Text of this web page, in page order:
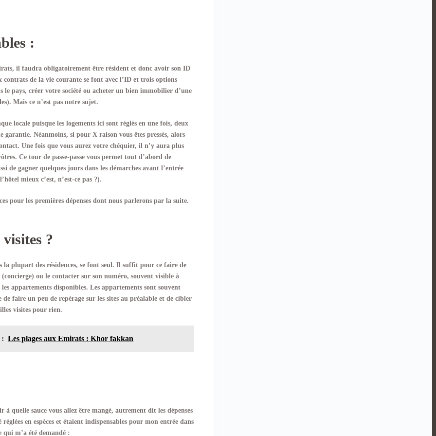
:
il faudra obligatoirement être résident et donc avoir son ID
de la vie courante se font avec l’ID et trois options
pays, créer votre société ou acheter un bien immobilier d’une
Mais ce n’est pas notre sujet.
locale puisque les logements ici sont réglés en une fois, deux
Néanmoins, si pour X raison vous êtes pressés, alors
Une fois que vous aurez votre chéquier, il n’y aura plus
Ce tour de passe-passe vous permet tout d’abord de
de gagner quelques jours dans les démarches avant l’entrée
mieux c’est, n’est-ce pas ?).
pour les premières dépenses dont nous parlerons par la suite.
?
la plupart des résidences, se font seul. Il suffit pour ce faire de
ou le contacter sur son numéro, souvent visible à
appartements disponibles. Les appartements sont souvent
faire un peu de repérage sur les sites au préalable et de cibler
visites pour rien.
: Les plages aux Emirats : Khor fakkan
quelle sauce vous allez être mangé, autrement dit les dépenses
en espèces et étaient indispensables pour mon entrée dans
qui m’a été demandé :